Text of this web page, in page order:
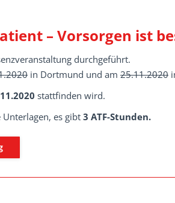
– Vorsorgen ist
durchgeführt.
in Dortmund und am 25.11.2020
stattfinden wird.
es gibt 3 ATF-Stunden.